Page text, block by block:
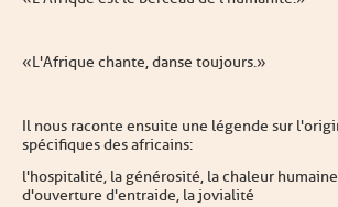
« L'Afrique chante, danse toujours. »
Il nous raconte ensuite une légende sur
spécifiques des africains :
l'hospitalité, la générosité, la chaleur
d'ouverture d'entraide, la jovialité